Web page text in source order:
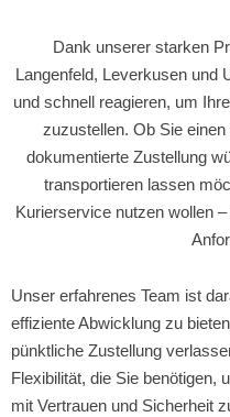
Dank unserer starken
Langenfeld, Leverkusen und
und schnell reagieren, um
zuzustellen. Ob Sie
dokumentierte Zustellung
transportieren lassen
Kurierservice nutzen wollen
Unser erfahrenes Team ist
effiziente Abwicklung zu
pünktliche Zustellung
Flexibilität, die Sie benötigen,
mit Vertrauen und Sicherheit